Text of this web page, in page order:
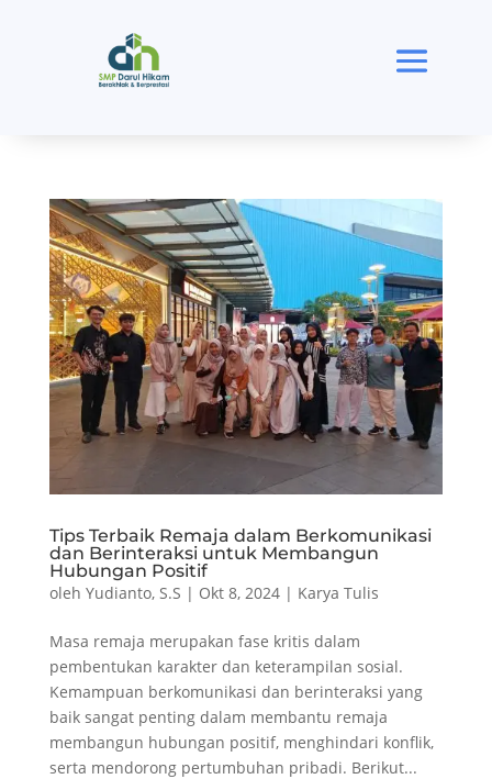
Tips Terbaik Remaja dalam Berkomunikasi
dan Berinteraksi untuk Membangun
Hubungan Positif
oleh Yudianto, S.S | Okt 8, 2024| Karya Tulis
Masa remaja merupakan fase kritis dalam
pembentukan karakter dan keterampilan sosial.
Kemampuan berkomunikasi dan berinteraksi yang
baik sangat penting dalam membantu remaja
membangun hubungan positif, menghindari konflik,
serta mendorong pertumbuhan pribadi. Berikut...